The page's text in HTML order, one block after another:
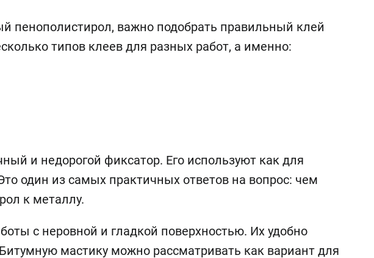
пенополистирол, важно подобрать правильный клей
типов клеев для разных работ, а именно:
и недорогой фиксатор. Его используют как для
один из самых практичных ответов на вопрос: чем
к металлу.
с неровной и гладкой поверхностью. Их удобно
мастику можно рассматривать как вариант для